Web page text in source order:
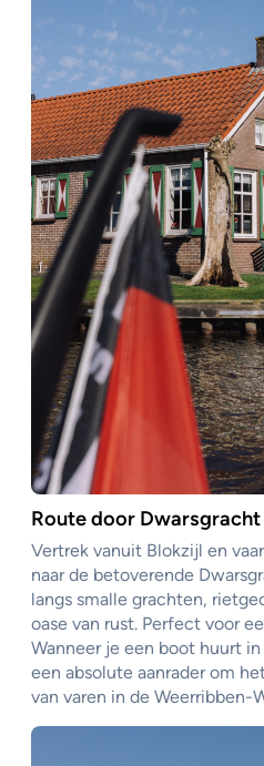
Route door Dwarsgracht
Vertrek vanuit Blokzijl en
naar de betoverende
langs smalle grachten,
oase van rust. Perfect voor
Wanneer je een boot huurt
een absolute aanrader om
van varen in de Weerribben-